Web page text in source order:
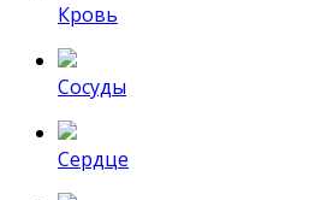
Кровь
Сосуды
Сердце